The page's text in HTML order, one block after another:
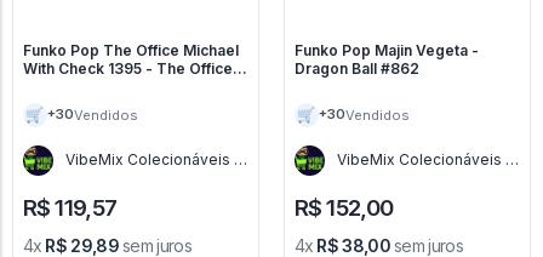
Funko Pop The Office Michael
With Check 1395 - The Office
🛒 +30Vendidos
VibeMix Colecionáveis -
R$ 119,57
4x R$ 29,89sem juros
Funko Pop Majin Vegeta -
Dragon Ball #862
🛒 +30Vendidos
VibeMix Colecionáveis -
R$ 152,00
4x R$ 38,00sem juros